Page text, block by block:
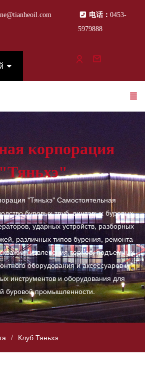
电话： 0453-
5979888
корпорация
"Тяньхэ"
"Тяньхэ" Самостоятельная
буровых труб, винтовых буровых
ударных устройств, разборных
различных типов бурения, ремонта
извлечения кернов, подъемных
оборудования и аксессуаров и
инструментов и оборудования для
буровой промышленности.
Клуб Тяньхэ